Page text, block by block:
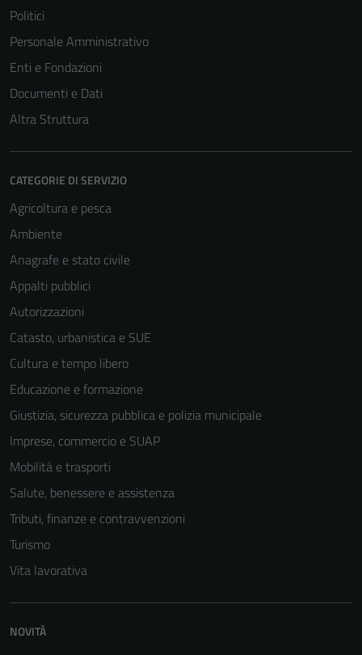
Politici
Personale Amministrativo
Enti e Fondazioni
Documenti e Dati
Altra Struttura
CATEGORIE DI SERVIZIO
Agricoltura e pesca
Ambiente
Anagrafe e stato civile
Appalti pubblici
Autorizzazioni
Catasto, urbanistica e SUE
Cultura e tempo libero
Educazione e formazione
Giustizia, sicurezza pubblica e polizia municipale
Imprese, commercio e SUAP
Mobilità e trasporti
Salute, benessere e assistenza
Tributi, finanze e contravvenzioni
Turismo
Vita lavorativa
NOVITÀ
sono necessari